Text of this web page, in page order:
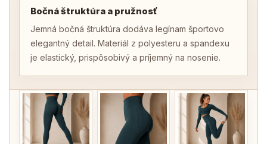
Bočná štruktúra a pružnosť
Jemná bočná štruktúra dodáva legínam športovo
elegantný detail. Materiál z polyesteru a spandexu
je elastický, prispôsobivý a príjemný na nosenie.